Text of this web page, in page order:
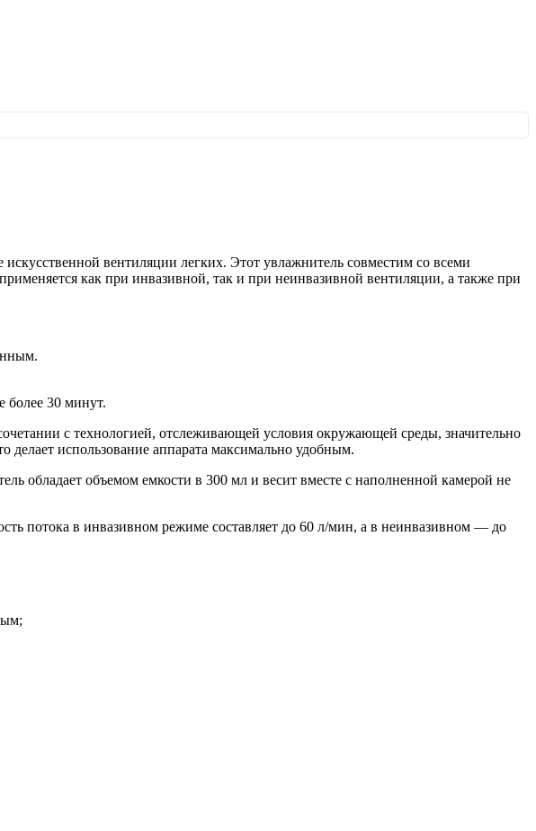
вентиляции легких. Этот увлажнитель совместим со всеми
как при инвазивной, так и при неинвазивной вентиляции, а также при
более 30 минут.
с технологией, отслеживающей условия окружающей среды, значительно
делает использование аппарата максимально удобным.
обладает объемом емкости в 300 мл и весит вместе с наполненной камерой не
потока в инвазивном режиме составляет до 60 л/мин, а в неинвазивном — до